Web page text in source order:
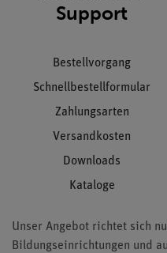
Support
Bestellvorgang
Schnellbestellformular
Zahlungsarten
Versandkosten
Downloads
Kataloge
Unser Angebot richtet sich
Bildungseinrichtungen und